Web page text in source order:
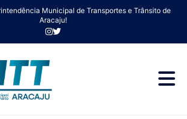
Municipal de Transportes e Trânsito de
Aracaju!